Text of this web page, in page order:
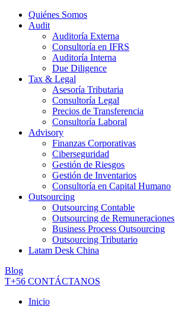
Quiénes Somos
Audit
Auditoría Externa
Consultoría en IFRS
Auditoría Interna
Due Diligence
Tax & Legal
Asesoría Tributaria
Consultoría Legal
Precios de Transferencia
Consultoría Laboral
Advisory
Finanzas Corporativas
Ciberseguridad
Gestión de Riesgos
Gestión de Inventarios
Consultoría en Capital Humano
Outsourcing
Outsourcing Contable
Outsourcing de Remuneraciones
Business Process Outsourcing
Outsourcing Tributario
Latam Desk China
Blog
T+56 CONTÁCTANOS
Inicio